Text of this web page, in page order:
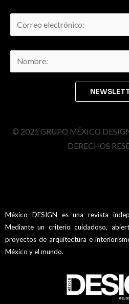
© 2021 GRUPO MÉXICO
DERECHOS
México DESIGN es una revista
Mediante un criterio cuidadoso,
proyectos de arquitectura e
México y el mundo.